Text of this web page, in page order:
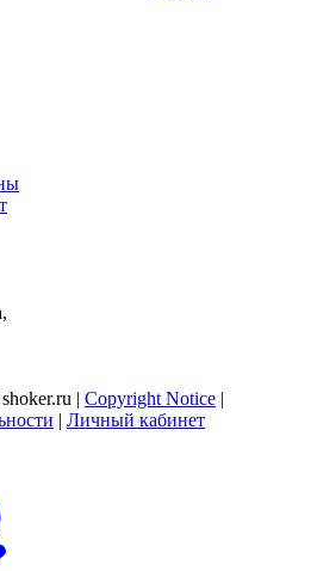
| Copyright Notice |
| Личный кабинет